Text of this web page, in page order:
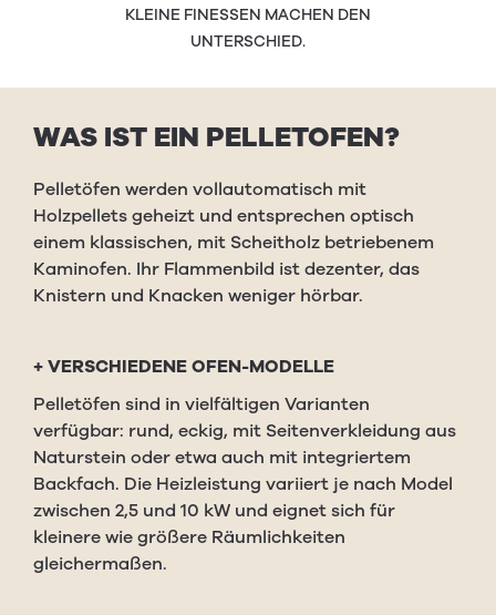
KLEINE FINESSEN MACHEN DEN
UNTERSCHIED.
WAS IST EIN PEL­LETOFEN?
Pelletöfen werden vollautomatisch mit
Holzpellets geheizt und entsprechen optisch
einem klassischen, mit Scheitholz betriebenem
Kaminofen. Ihr Flammenbild ist dezenter, das
Knistern und Knacken weniger hörbar.
+ VERSCHIEDENE OFEN-MODELLE
Pelletöfen sind in vielfältigen Varianten
verfügbar: rund, eckig, mit Seitenverkleidung aus
Naturstein oder etwa auch mit integriertem
Backfach. Die Heizleistung variiert je nach Model
zwischen 2,5 und 10 kW und eignet sich für
kleinere wie größere Räumlichkeiten
gleichermaßen.